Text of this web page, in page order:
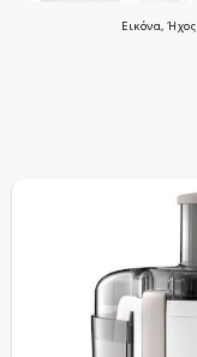
Εικόνα, Ήχος